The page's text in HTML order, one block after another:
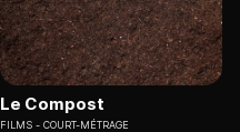
Le Compost
FILMS COURT-MÉTRAGE